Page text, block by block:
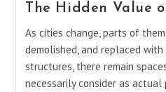
The Hidden Value
As cities change, parts of
demolished, and replaced
structures, there remain
necessarily consider as